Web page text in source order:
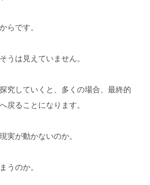
らです。
うは見えていません。
究していくと、多くの場合、最終的
戻ることになります。
実が動かないのか。
うのか。